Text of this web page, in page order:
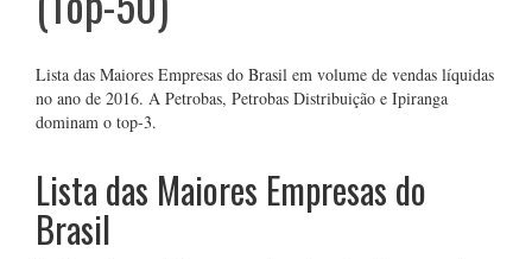
Lista das Maiores Empresas do Brasil em volume de vendas líquidas
no ano de 2016. A Petrobas, Petrobas Distribuição e Ipiranga
dominam o top-3.
Lista das Maiores Empresas do
Brasil